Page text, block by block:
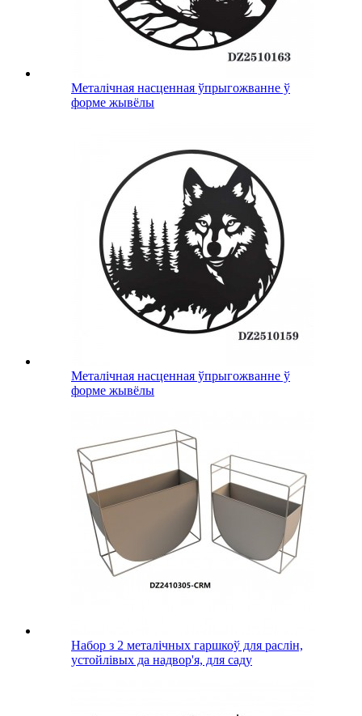
Металічная насценная ўпрыгожванне ў
форме жывёлы
Металічная насценная ўпрыгожванне ў
форме жывёлы
Набор з 2 металічных гаршкоў для раслін,
устойлівых да надвор'я, для саду